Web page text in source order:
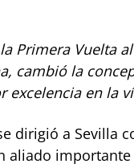
Primera Vuelta
cambió la
excelencia en la
dirigió a Sevilla
aliado